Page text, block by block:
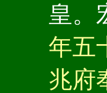
皇。
年五
兆府